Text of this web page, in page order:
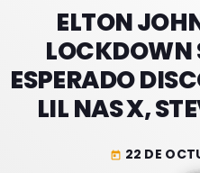
EMISIÓN LA PAZ
play_arrow EMISIÓN
ESLATINO NEWS
ELTON
LOCKDOWN
ESPERADO
LIL NAS X,
today 22 DE